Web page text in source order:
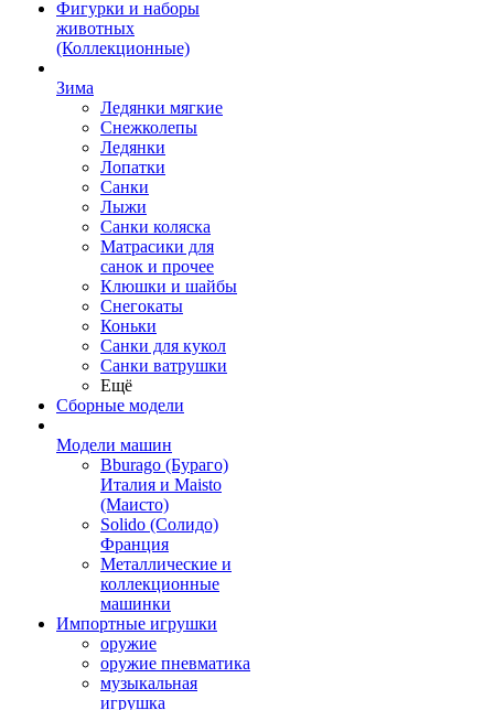
Фигурки и наборы
животных
(Коллекционные)
Зима
Ледянки мягкие
Снежколепы
Ледянки
Лопатки
Санки
Лыжи
Санки коляска
Матрасики для
санок и прочее
Клюшки и шайбы
Снегокаты
Коньки
Санки для кукол
Санки ватрушки
Ещё
Сборные модели
Модели машин
Bburago (Бураго)
Италия и Maisto
(Маисто)
Solido (Солидо)
Франция
Металлические и
коллекционные
машинки
Импортные игрушки
оружие
оружие пневматика
музыкальная
игрушка